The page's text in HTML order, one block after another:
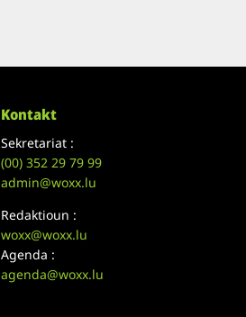
Kontakt
Sekretariat :
(00)352 29 79 99
admin@woxx.lu
Redaktioun :
woxx@woxx.lu
Agenda :
agenda@woxx.lu